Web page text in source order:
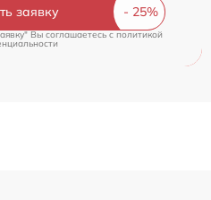
заявку
Вы соглашаетесь cполитикой